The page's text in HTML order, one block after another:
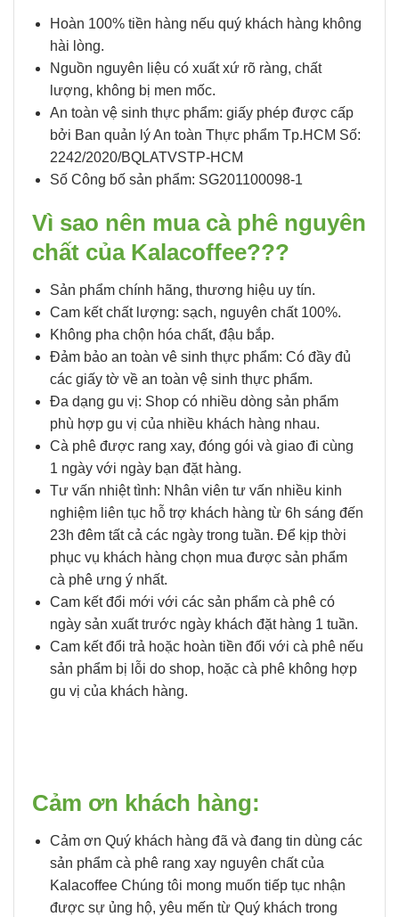
Hoàn 100% tiền hàng nếu quý khách hàng không
hài lòng.
Nguồn nguyên liệu có xuất xứ rõ ràng, chất
lượng, không bị men mốc.
An toàn vệ sinh thực phẩm: giấy phép được cấp
bởi Ban quản lý An toàn Thực phẩm Tp.HCM Số:
2242/2020/BQLATVSTP-HCM
Số Công bố sản phẩm: SG201100098-1
Vì sao nên mua cà phê nguyên
chất của Kalacoffee???
Sản phẩm chính hãng, thương hiệu uy tín.
Cam kết chất lượng: sạch, nguyên chất 100%.
Không pha chộn hóa chất, đậu bắp.
Đảm bảo an toàn vê sinh thực phẩm: Có đầy đủ
các giấy tờ về an toàn vệ sinh thực phẩm.
Đa dạng gu vị: Shop có nhiều dòng sản phẩm
phù hợp gu vị của nhiều khách hàng nhau.
Cà phê được rang xay, đóng gói và giao đi cùng
1 ngày với ngày bạn đặt hàng.
Tư vấn nhiệt tình: Nhân viên tư vấn nhiều kinh
nghiệm liên tục hỗ trợ khách hàng từ 6h sáng đến
23h đêm tất cả các ngày trong tuần. Để kịp thời
phục vụ khách hàng chọn mua được sản phẩm
cà phê ưng ý nhất.
Cam kết đổi mới với các sản phẩm cà phê có
ngày sản xuất trước ngày khách đặt hàng 1 tuần.
Cam kết đổi trả hoặc hoàn tiền đối với cà phê nếu
sản phẩm bị lỗi do shop, hoặc cà phê không hợp
gu vị của khách hàng.
Cảm ơn khách hàng:
Cảm ơn Quý khách hàng đã và đang tin dùng các
sản phẩm cà phê rang xay nguyên chất của
Kalacoffee Chúng tôi mong muốn tiếp tục nhận
được sự ủng hộ, yêu mến từ Quý khách trong